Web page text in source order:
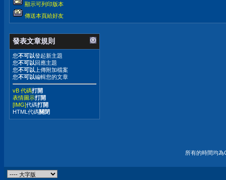
顯示可列印版本
傳送本頁給好友
發表文章規則
您不可以發起新主題
您不可以回應主題
您不可以 上傳附加檔案
您不可以編輯您的文章
vB 代碼打開
表情圖示打開
[IMG]代碼打開
HTML代碼關閉
所有的時間均為